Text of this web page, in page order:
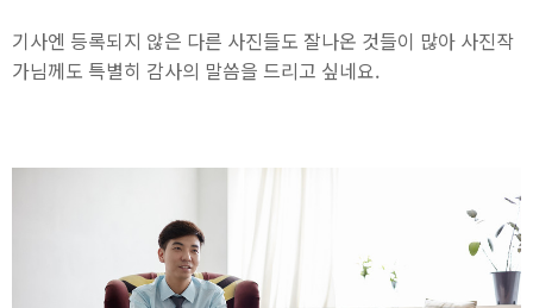
기사엔 등록되지 않은 다른 사진들도 잘나온 것들이 많아 사진작
가님께도 특별히 감사의 말씀을 드리고 싶네요.